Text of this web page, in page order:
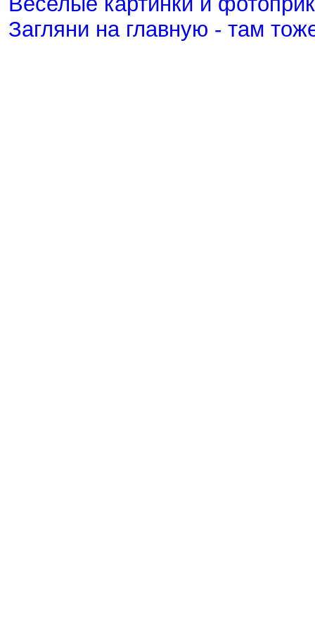
Загляни на главную - там